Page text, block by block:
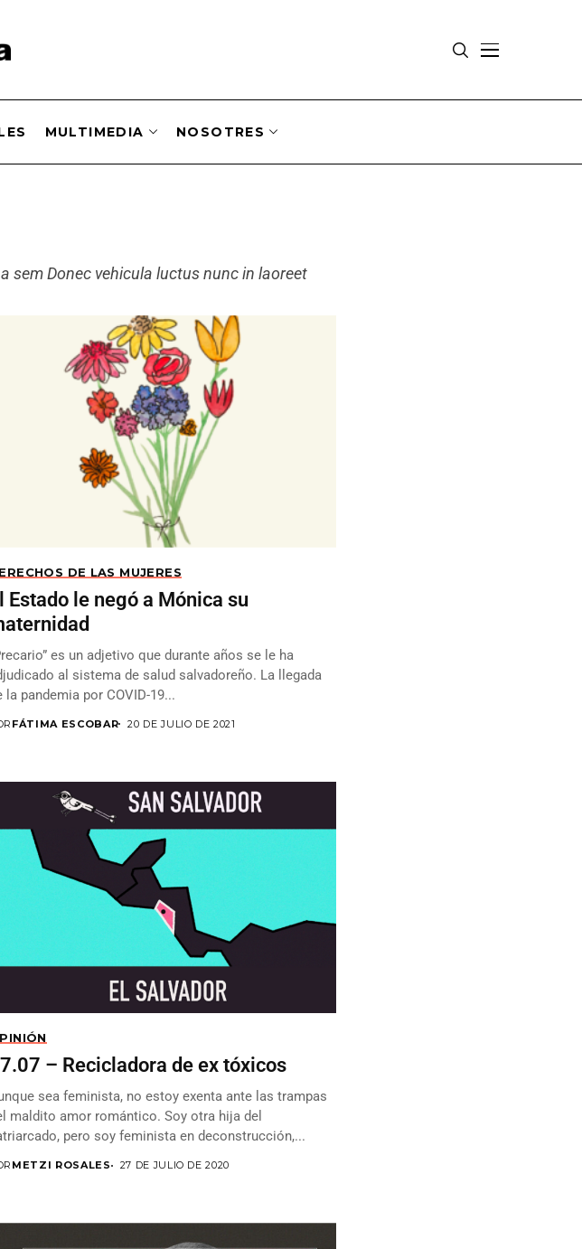
MULTIMEDIA NOSOTRES
sem Donec vehicula luctus nunc in laoreet
DE LAS MUJERES
Estado le negó a Mónica su
es un adjetivo que durante años se le ha
al sistema de salud salvadoreño. La llegada
la pandemia por COVID-19...
FÁTIMA ESCOBAR 20 DE JULIO DE 2021
– Recicladora de ex tóxicos
sea feminista, no estoy exenta ante las trampas
maldito amor romántico. Soy otra hija del
pero soy feminista en deconstrucción,...
METZI ROSALES 27 DE JULIO DE 2020